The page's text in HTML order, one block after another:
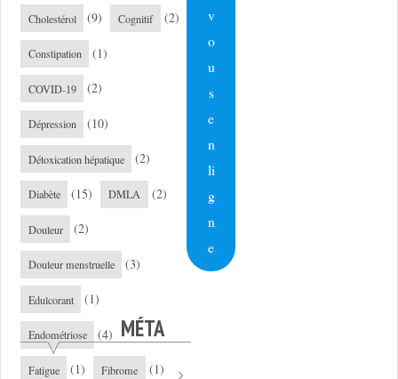
Cholestérol (9) Cognitif (2)
Constipation (1)
COVID-19 (2)
Dépression (10)
Détoxication hépatique (2)
Diabète (15) DMLA (2)
Douleur (2)
Douleur menstruelle (3)
Edulcorant (1)
Endométriose (4)
Fatigue (1) Fibrome (1)
v
o
u
s
e
n
li
g
n
e
MÉTA